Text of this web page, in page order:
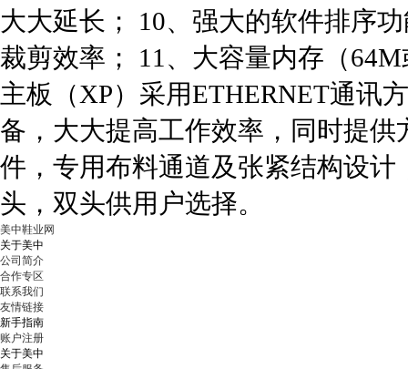
大大延长； 10、强大的软件排序
裁剪效率； 11、大容量内存（
主板（XP）采用ETHERNET通讯
备，大大提高工作效率，同时提
件，专用布料通道及张紧结构设
头，双头供用户选择。
美中鞋业网
关于美中
公司简介
合作专区
联系我们
友情链接
新手指南
账户注册
关于美中